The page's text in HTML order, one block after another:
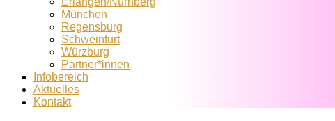
München
Regensburg
Schweinfurt
Würzburg
Partner*innen
Infobereich
Aktuelles
Kontakt